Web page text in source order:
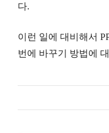
다.
이런 일에 대비해서
번에 바꾸기 방법에